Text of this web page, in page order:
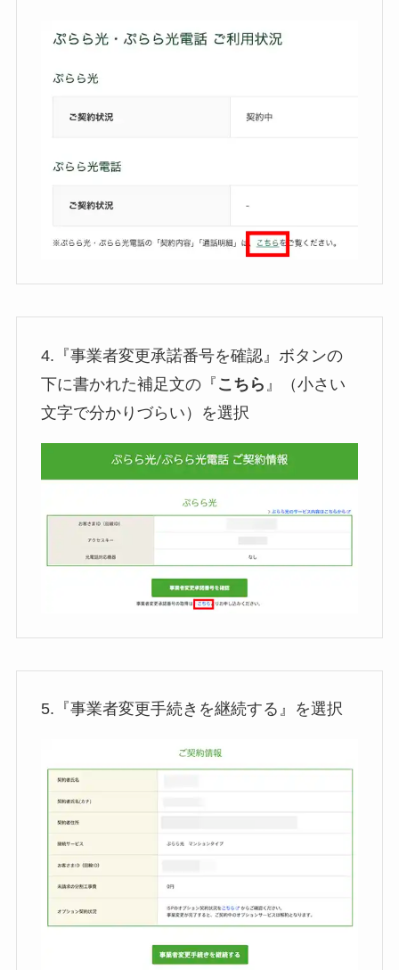
4.『事業者変更承諾番号を確認』ボタンの
下に書かれた補足文の『 こちら 』（小さい
文字で分かりづらい）を選択
5.『事業者変更手続きを継続する』を選択